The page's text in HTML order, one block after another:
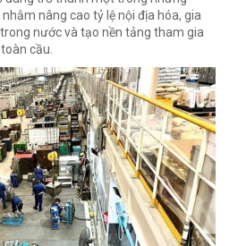
nâng cao tỷ lệ nội địa hóa, gia
nước và tạo nền tảng tham gia
cầu.